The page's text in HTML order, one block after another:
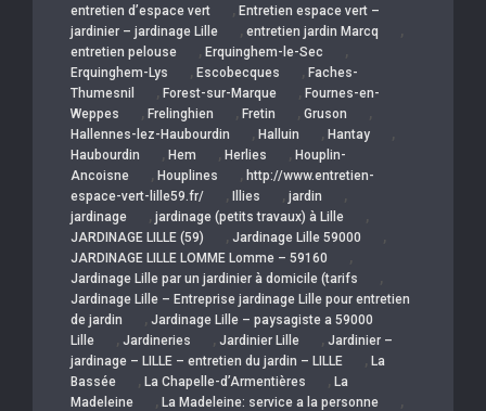
entretien d’espace vert , Entretien espace vert –
jardinier – jardinage Lille
, entretien jardin Marcq ,
entretien pelouse , Erquinghem-le-Sec ,
Erquinghem-Lys , Escobecques , Faches-
Thumesnil
, Forest-sur-Marque , Fournes-en-
Weppes
, Frelinghien , Fretin , Gruson ,
Hallennes-lez-Haubourdin , Halluin , Hantay ,
Haubourdin , Hem , Herlies , Houplin-
Ancoisne
, Houplines , http://www.entretien-
espace-vert-lille59.fr/
, Illies , jardin ,
jardinage , jardinage (petits travaux) à Lille ,
JARDINAGE LILLE (59) , Jardinage Lille 59000 ,
JARDINAGE LILLE LOMME Lomme – 59160 ,
Jardinage Lille par un jardinier à domicile (tarifs ,
Jardinage Lille – Entreprise jardinage Lille pour entretien
de jardin
, Jardinage Lille – paysagiste a 59000
Lille
, Jardineries , Jardinier Lille , Jardinier –
jardinage – LILLE – entretien du jardin – LILLE
, La
Bassée
, La Chapelle-d’Armentières , La
Madeleine
, La Madeleine: service a la personne ,